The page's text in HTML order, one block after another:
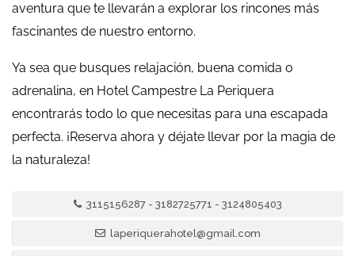
aventura que te llevarán a explorar los rincones más
fascinantes de nuestro entorno.
Ya sea que busques relajación, buena comida o
adrenalina, en Hotel Campestre La Periquera
encontrarás todo lo que necesitas para una escapada
perfecta. ¡Reserva ahora y déjate llevar por la magia de
la naturaleza!
3115156287 - 3182725771 - 3124805403
laperiquerahotel@gmail.com